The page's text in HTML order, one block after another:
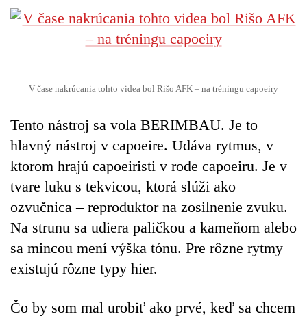
V čase nakrúcania tohto videa bol Rišo AFK – na tréningu capoeiry
Tento nástroj sa vola BERIMBAU. Je to
hlavný nástroj v capoeire. Udáva rytmus, v
ktorom hrajú capoeiristi v rode capoeiru. Je v
tvare luku s tekvicou, ktorá slúži ako
ozvučnica – reproduktor na zosilnenie zvuku.
Na strunu sa udiera paličkou a kameňom alebo
sa mincou mení výška tónu. Pre rôzne rytmy
existujú rôzne typy hier.
Čo by som mal urobiť ako prvé, keď sa chcem